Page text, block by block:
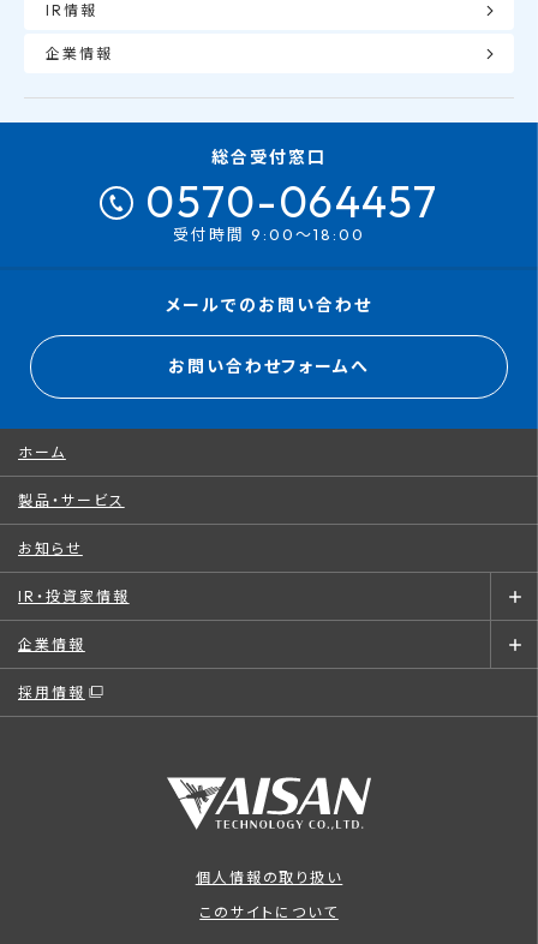
IR情報
企業情報
総合受付窓口
0570-064457
受付時間 9:00～18:00
メールでのお問い合わせ
お問い合わせフォームへ
ホーム
製品・サービス
お知らせ
IR・投資家情報
企業情報
採用情報
個人情報の取り扱い
このサイトについて